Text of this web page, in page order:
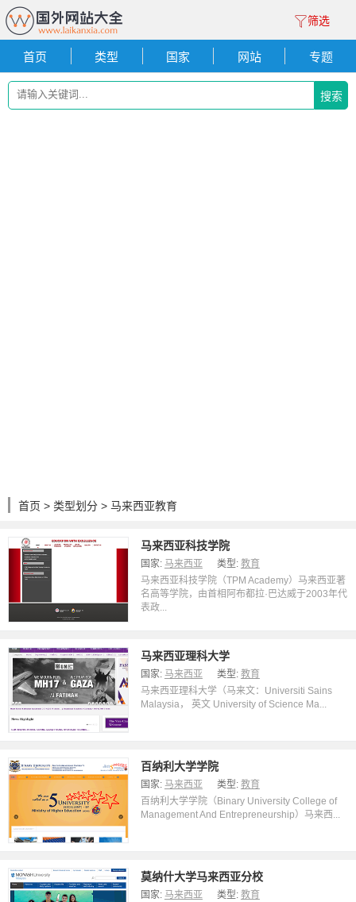
筛选
首页 类型 国家 网站 专题
搜索
首页 > 类型划分 > 马来西亚教育
马来西亚科技学院
国家: 马来西亚 类型: 教育
马来西亚科技学院（TPM Academy）马来西亚著
名高等学院，由首相阿布都拉·巴达威于2003年代
表政...
马来西亚理科大学
国家: 马来西亚 类型: 教育
马来西亚理科大学（马来文：Universiti Sains
Malaysia， 英文 University of Science Ma...
百纳利大学学院
国家: 马来西亚 类型: 教育
百纳利大学学院（Binary University College of
Management And Entrepreneurship）马来西...
莫纳什大学马来西亚分校
国家: 马来西亚 类型: 教育